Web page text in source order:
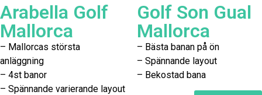
Arabella Golf
Mallorca
– Mallorcas största
anläggning
– 4st banor
– Spännande varierande layout
Golf Son Gual
Mallorca
– Bästa banan på ön
– Spännande layout
– Bekostad bana